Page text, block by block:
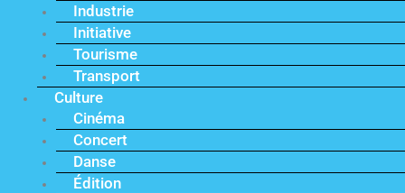
Industrie
Initiative
Tourisme
Transport
Culture
Cinéma
Concert
Danse
Édition